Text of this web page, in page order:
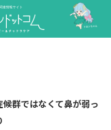
連情報サイト
群ではなくて鼻が弱っ